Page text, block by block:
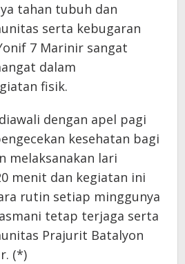
tahan tubuh dan
serta kebugaran
7 Marinir sangat
dalam
fisik.
dengan apel pagi
kesehatan bagi
melaksanakan lari
menit dan kegiatan ini
rutin setiap minggunya
tetap terjaga serta
Prajurit Batalyon
(*)